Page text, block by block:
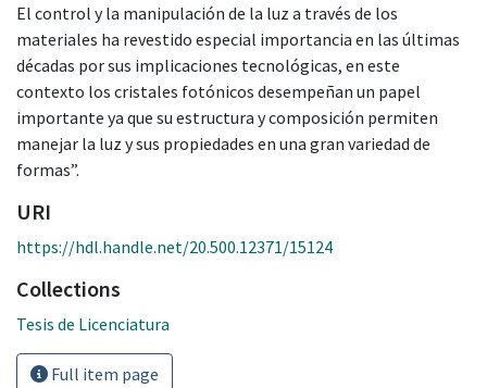
El control y la manipulación de la luz a través de los
materiales ha revestido especial importancia en las últimas
décadas por sus implicaciones tecnológicas, en este
contexto los cristales fotónicos desempeñan un papel
importante ya que su estructura y composición permiten
manejar la luz y sus propiedades en una gran variedad de
formas”.
URI
https://hdl.handle.net/20.500.12371/15124
Collections
Tesis de Licenciatura
Full item page